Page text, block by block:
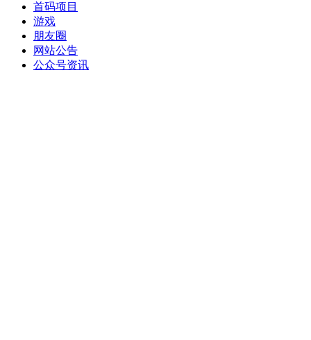
首码项目
游戏
朋友圈
网站公告
公众号资讯